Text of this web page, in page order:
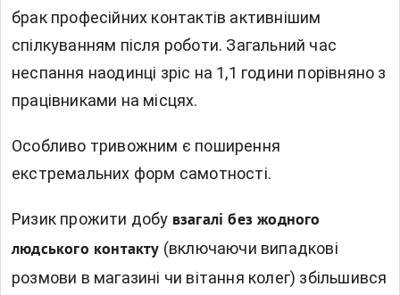
брак професійних контактів активнішим
спілкуванням після роботи. Загальний час
неспання наодинці зріс на 1,1 години порівняно з
працівниками на місцях.
Особливо тривожним є поширення
екстремальних форм самотності.
Ризик прожити добу взагалі без жодного
людського контакту (включаючи випадкові
розмови в магазині чи вітання колег) збільшився